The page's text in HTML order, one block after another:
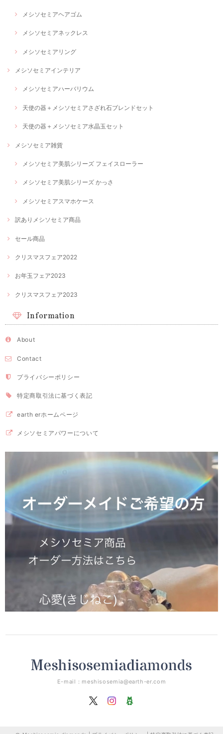
メシソセミアヘアゴム
メシソセミアネックレス
メシソセミアリング
メシソセミアインテリア
メシソセミアハーバリウム
天使の器＋メシソセミアさざれ石ブレンドセット
天使の器＋メシソセミア水晶玉セット
メシソセミア雑貨
メシソセミア美肌シリーズ フェイスローラー
メシソセミア美肌シリーズ かっさ
メシソセミアスマホケース
訳ありメシソセミア商品
セール商品
クリスマスフェア2022
お年玉フェア2023
クリスマスフェア2023
Information
About
Contact
プライバシーポリシー
特定商取引法に基づく表記
earth erホームページ
メシソセミアパワーについて
E-mail： meshisosemia@earth-er.com